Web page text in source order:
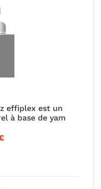
effiplex est un
à base de yam